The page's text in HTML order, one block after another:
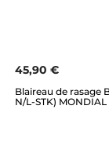
45,90 €
Blaireau de rasage
N/L-STK) MONDIAL